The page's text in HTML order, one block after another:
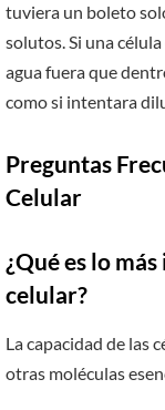
tuviera un boleto
solutos. Si una
agua fuera que
como si intentara
Preguntas
Celular
¿Qué es lo
celular?
La capacidad de las
otras moléculas